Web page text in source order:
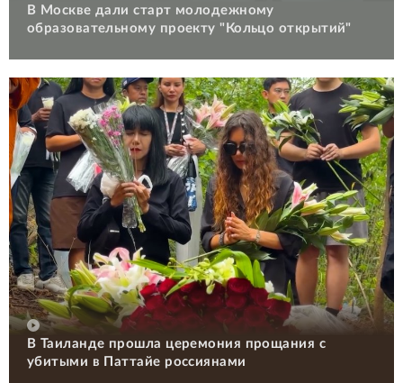
В Москве дали старт молодежному
образовательному проекту "Кольцо открытий"
В Таиланде прошла церемония прощания с
убитыми в Паттайе россиянами